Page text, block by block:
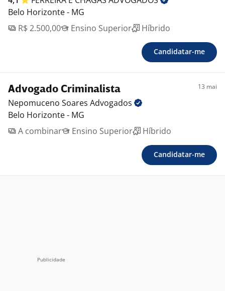
Belo Horizonte - MG
R$ 2.500,00
Ensino Superior Híbrido
Candidatar-me
Advogado Criminalista 13 mai
Nepomuceno Soares Advogados
Belo Horizonte - MG
A combinar
Ensino Superior Híbrido
Candidatar-me